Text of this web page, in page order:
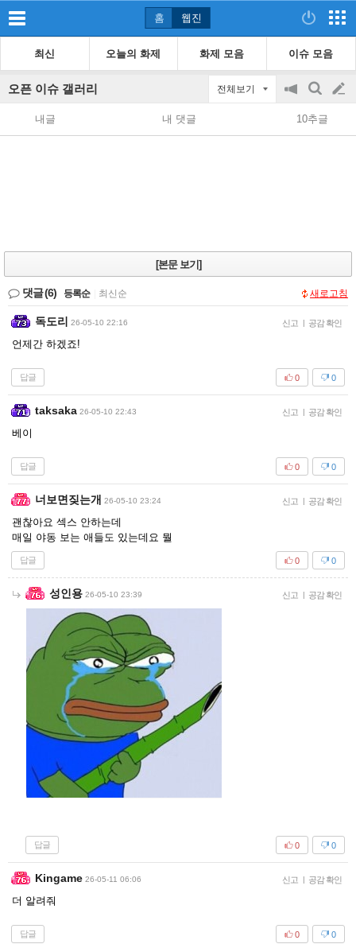
홈 웹진
최신 오늘의 화제 화제 모음 이슈 모음
오픈 이슈 갤러리 전체보기
공
지
on/off
검
색
글
쓰
내글 내 댓글 10추글
[본문 보기]
댓글(6) 등록순 최신순 새로고침
독도리 26-05-10 22:16 신고 | 공감 확인
언제간 하겠죠!
답글 0
0
taksaka 26-05-10 22:43 신고 | 공감 확인
베이
답글 0
0
너보면짖는개 26-05-10 23:24 신고 | 공감 확인
괜찮아요 섹스 안하는데
매일 야동 보는 애들도 있는데요 뭘
답글 0
0
성인용 26-05-10 23:39 신고 | 공감 확인
답글 0
0
Kingame 26-05-11 06:06 신고 | 공감 확인
더 알려줘
답글 0
0